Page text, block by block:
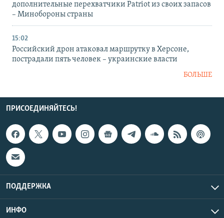
дополнительные перехватчики Patriot из своих запасов
– Минобороны страны
15:02
Российский дрон атаковал маршрутку в Херсоне,
пострадали пять человек – украинские власти
БОЛЬШЕ
ПРИСОЕДИНЯЙТЕСЬ!
ПОДДЕРЖКА
ИНФО